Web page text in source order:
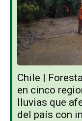
Chile |
en cinco
lluvias que
del país con